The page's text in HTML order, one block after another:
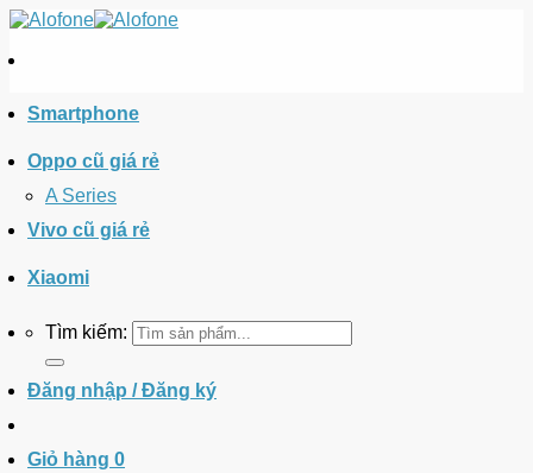
Smartphone
Oppo cũ giá rẻ
A Series
Vivo cũ giá rẻ
Xiaomi
Tìm kiếm:
Đăng nhập / Đăng ký
Giỏ hàng 0